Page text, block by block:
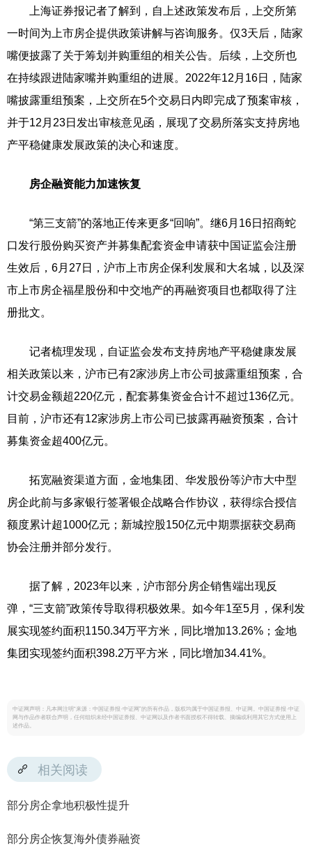
上海证券报记者了解到，自上述政策发布后，上交所第
一时间为上市房企提供政策讲解与咨询服务。仅3天后，陆家
嘴便披露了关于筹划并购重组的相关公告。后续，上交所也
在持续跟进陆家嘴并购重组的进展。2022年12月16日，陆家
嘴披露重组预案，上交所在5个交易日内即完成了预案审核，
并于12月23日发出审核意见函，展现了交易所落实支持房地
产平稳健康发展政策的决心和速度。
房企融资能力加速恢复
“第三支箭”的落地正传来更多“回响”。继6月16日招商蛇
口发行股份购买资产并募集配套资金申请获中国证监会注册
生效后，6月27日，沪市上市房企保利发展和大名城，以及深
市上市房企福星股份和中交地产的再融资项目也都取得了注
册批文。
记者梳理发现，自证监会发布支持房地产平稳健康发展
相关政策以来，沪市已有2家涉房上市公司披露重组预案，合
计交易金额超220亿元，配套募集资金合计不超过136亿元。
目前，沪市还有12家涉房上市公司已披露再融资预案，合计
募集资金超400亿元。
拓宽融资渠道方面，金地集团、华发股份等沪市大中型
房企此前与多家银行签署银企战略合作协议，获得综合授信
额度累计超1000亿元；新城控股150亿元中期票据获交易商
协会注册并部分发行。
据了解，2023年以来，沪市部分房企销售端出现反
弹，“三支箭”政策传导取得积极效果。如今年1至5月，保利发
展实现签约面积1150.34万平方米，同比增加13.26%；金地
集团实现签约面积398.2万平方米，同比增加34.41%。
中证网声明：凡本网注明“来源：中国证券报·中证网”的所有作品，版权均属于中国证券报、中证网。中国证券报·中证
网与作品作者联合声明，任何组织未经中国证券报、中证网以及作者书面授权不得转载、摘编或利用其它方式使用上
述作品。
相关阅读
部分房企拿地积极性提升
部分房企恢复海外债券融资